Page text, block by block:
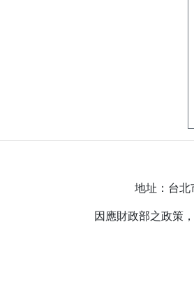
地址：台北
因應財政部之政策